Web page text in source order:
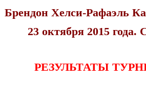
Брендон Хелси-Рафаэль
23 октября 2015
РЕЗУЛЬТАТЫ